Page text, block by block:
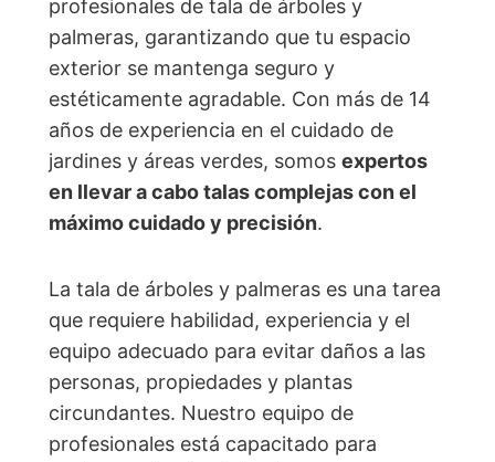
profesionales de tala de árboles y
palmeras, garantizando que tu espacio
exterior se mantenga seguro y
estéticamente agradable. Con más de 14
años de experiencia en el cuidado de
jardines y áreas verdes, somos expertos
en llevar a cabo talas complejas con el
máximo cuidado y precisión.
La tala de árboles y palmeras es una tarea
que requiere habilidad, experiencia y el
equipo adecuado para evitar daños a las
personas, propiedades y plantas
circundantes. Nuestro equipo de
profesionales está capacitado para